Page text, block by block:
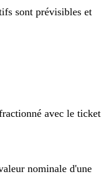
sont prévisibles et
avec le ticket
nominale d'une